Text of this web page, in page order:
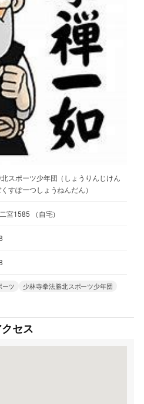
スポーツ少年団（しょうりんじけん
すぽーつしょうねんだん）
宮1585 （自宅）
ーツ
少林寺拳法勝北スポーツ少年団
セス